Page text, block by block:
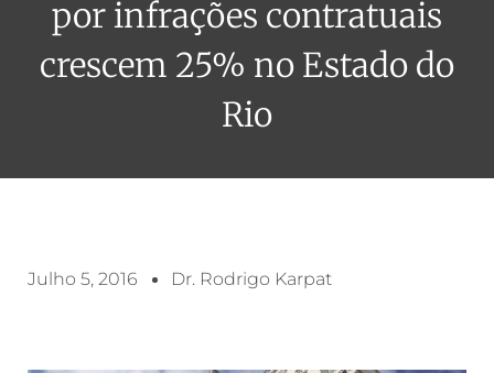
por infrações contratuais
crescem 25% no Estado do
Rio
Julho 5, 2016 Dr. Rodrigo Karpat